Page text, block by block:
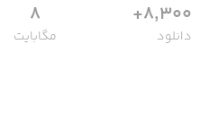
8,300+
دانلود
8
مگابایت